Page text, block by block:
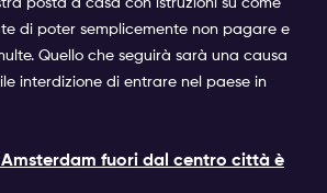
posta a casa con istruzioni su come
di poter semplicemente non pagare e
Quello che seguirà sarà una causa
interdizione di entrare nel paese in
Amsterdam fuori dal centro città è